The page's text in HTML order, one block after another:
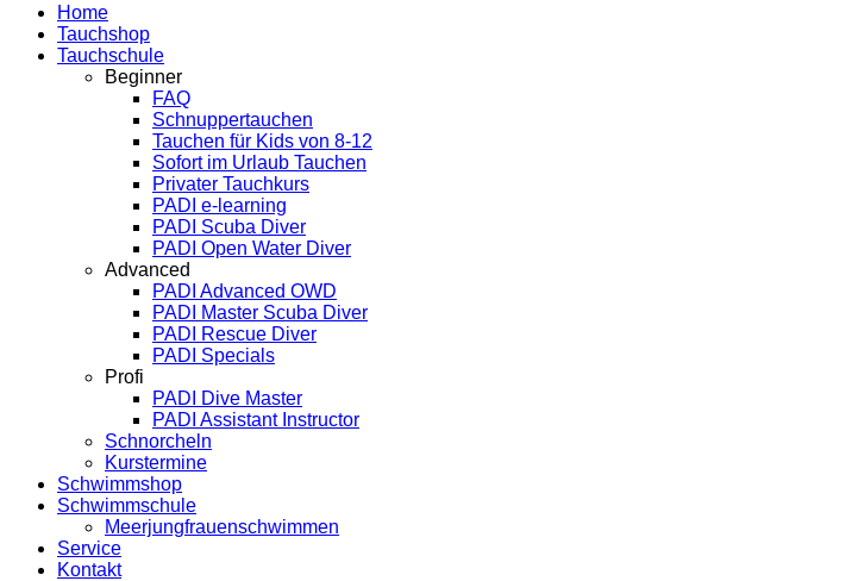
Home
Tauchshop
Tauchschule
Beginner
FAQ
Schnuppertauchen
Tauchen für Kids von 8-12
Sofort im Urlaub Tauchen
Privater Tauchkurs
PADI e-learning
PADI Scuba Diver
PADI Open Water Diver
Advanced
PADI Advanced OWD
PADI Master Scuba Diver
PADI Rescue Diver
PADI Specials
Profi
PADI Dive Master
PADI Assistant Instructor
Schnorcheln
Kurstermine
Schwimmshop
Schwimmschule
Meerjungfrauenschwimmen
Service
Kontakt